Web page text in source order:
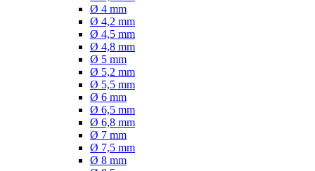
Ø 4 mm
Ø 4,2 mm
Ø 4,5 mm
Ø 4,8 mm
Ø 5 mm
Ø 5,2 mm
Ø 5,5 mm
Ø 6 mm
Ø 6,5 mm
Ø 6,8 mm
Ø 7 mm
Ø 7,5 mm
Ø 8 mm